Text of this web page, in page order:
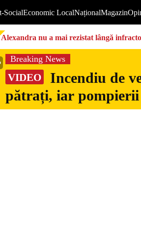
SocialEconomic LocalNaționalMagazin
Alexandra nu a mai rezistat lângă
Breaking News
VIDEO
Incendiu de
pătrați, iar